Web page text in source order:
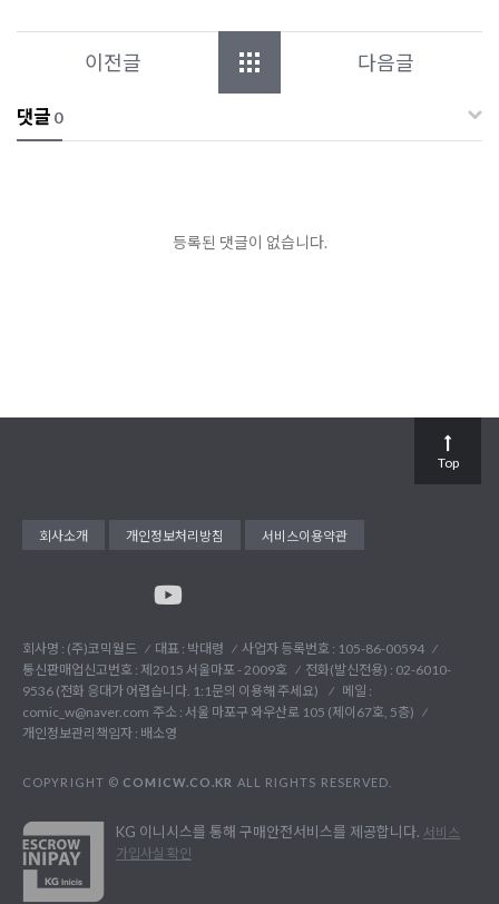
이전글 다음글
댓글 0
등록된 댓글이 없습니다.
회사소개 개인정보처리방침 서비스이용약관
회사명 : (주)코믹월드 대표 : 박대령
사업자 등록번호 : 105-86-00594
통신판매업신고번호 : 제2015 서울마포 - 2009호
전화(발신전용) : 02-6010-
9536 (전화 응대가 어렵습니다. 1:1문의 이용해 주세요)
메일 :
comic_w@naver.com 주소 : 서울 마포구 와우산로 105 (제이67호, 5층)
개인정보관리책임자 : 배소영
COPYRIGHT © COMICW.CO.KR ALL RIGHTS RESERVED.
KG 이니시스를 통해 구매안전서비스를 제공합니다. 서비스
가입사실 확인
Top